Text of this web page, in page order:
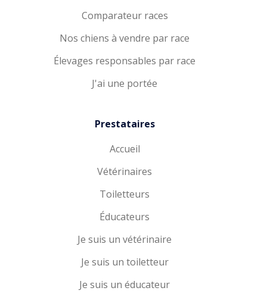
Comparateur races
Nos chiens à vendre par race
Élevages responsables par race
J'ai une portée
Prestataires
Accueil
Vétérinaires
Toiletteurs
Éducateurs
Je suis un vétérinaire
Je suis un toiletteur
Je suis un éducateur